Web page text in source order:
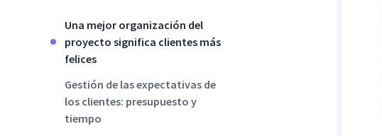
Una mejor organización del
proyecto significa clientes más
felices
Gestión de las expectativas de
los clientes: presupuesto y
tiempo